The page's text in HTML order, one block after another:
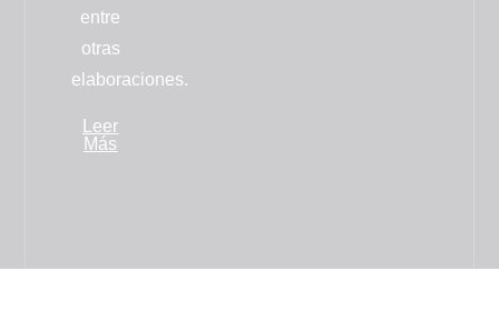
entre
otras
elaboraciones.
Leer
Más